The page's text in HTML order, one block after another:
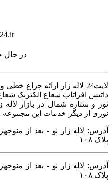
در حال
داتیس افراتاب شعاع الکتریک
نور و ستاره شمال در بازار
نوری از دیگر خدمات این
آدرس: لاله زار نو - بعد از
پلاک ۱۰۸
آدرس: لاله زار نو - بعد از
پلاک ۱۰۸